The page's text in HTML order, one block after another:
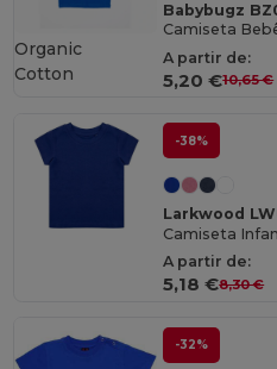
Babybugz
A partir de:
5,20 €10,65 €
Organic
Cotton
-38%
Larkwood
A partir de:
5,18 €8,30 €
-32%